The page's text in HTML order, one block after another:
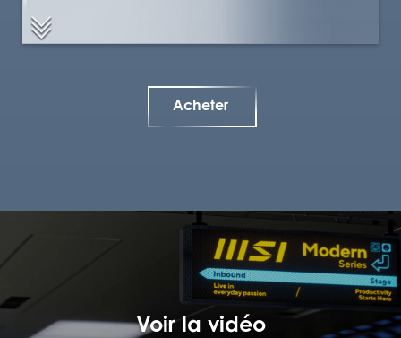
Acheter
Voir la vidéo